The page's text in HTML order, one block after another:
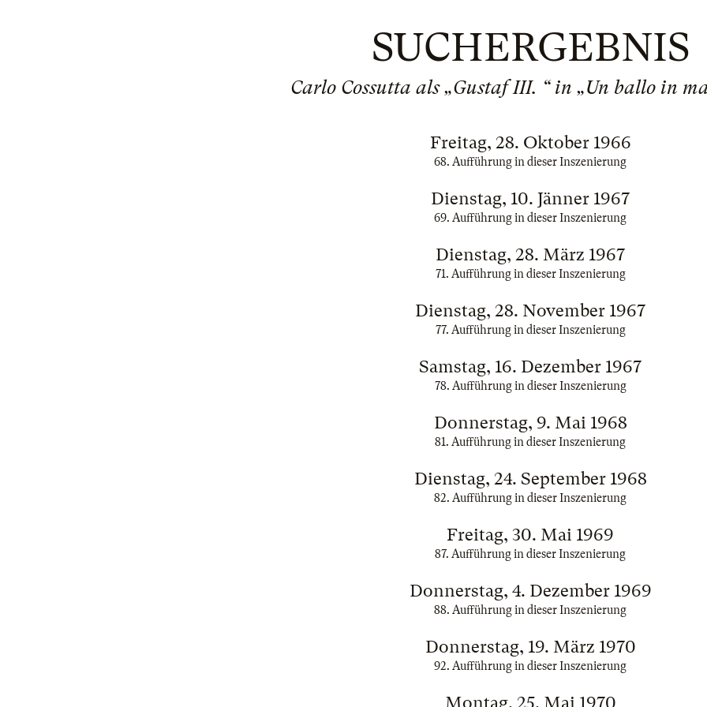
SUCHERGEBNIS
Carlo Cossutta als „Gustaf III. “ in „Un ballo in
Freitag, 28. Oktober 1966
68. Aufführung in dieser Inszenierung
Dienstag, 10. Jänner 1967
69. Aufführung in dieser Inszenierung
Dienstag, 28. März 1967
71. Aufführung in dieser Inszenierung
Dienstag, 28. November 1967
77. Aufführung in dieser Inszenierung
Samstag, 16. Dezember 1967
78. Aufführung in dieser Inszenierung
Donnerstag, 9. Mai 1968
81. Aufführung in dieser Inszenierung
Dienstag, 24. September 1968
82. Aufführung in dieser Inszenierung
Freitag, 30. Mai 1969
87. Aufführung in dieser Inszenierung
Donnerstag, 4. Dezember 1969
88. Aufführung in dieser Inszenierung
Donnerstag, 19. März 1970
92. Aufführung in dieser Inszenierung
Montag, 25. Mai 1970